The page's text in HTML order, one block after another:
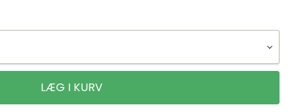
LÆG I KURV